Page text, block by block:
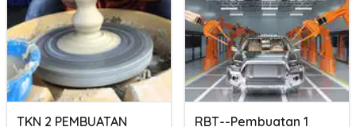
TKN 2 PEMBUATAN RBT--Pembuatan 1